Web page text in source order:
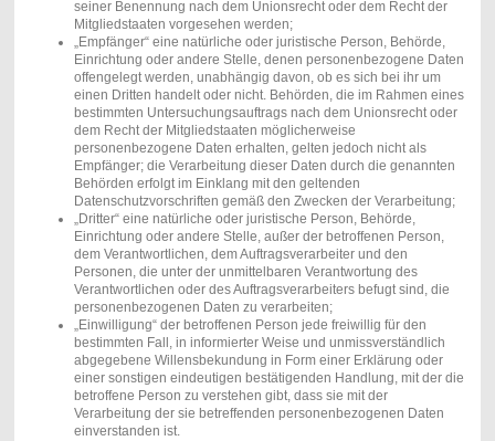
seiner Benennung nach dem Unionsrecht oder dem Recht der
Mitgliedstaaten vorgesehen werden;
„Empfänger“ eine natürliche oder juristische Person, Behörde,
Einrichtung oder andere Stelle, denen personenbezogene Daten
offengelegt werden, unabhängig davon, ob es sich bei ihr um
einen Dritten handelt oder nicht. Behörden, die im Rahmen eines
bestimmten Untersuchungsauftrags nach dem Unionsrecht oder
dem Recht der Mitgliedstaaten möglicherweise
personenbezogene Daten erhalten, gelten jedoch nicht als
Empfänger; die Verarbeitung dieser Daten durch die genannten
Behörden erfolgt im Einklang mit den geltenden
Datenschutzvorschriften gemäß den Zwecken der Verarbeitung;
„Dritter“ eine natürliche oder juristische Person, Behörde,
Einrichtung oder andere Stelle, außer der betroffenen Person,
dem Verantwortlichen, dem Auftragsverarbeiter und den
Personen, die unter der unmittelbaren Verantwortung des
Verantwortlichen oder des Auftragsverarbeiters befugt sind, die
personenbezogenen Daten zu verarbeiten;
„Einwilligung“ der betroffenen Person jede freiwillig für den
bestimmten Fall, in informierter Weise und unmissverständlich
abgegebene Willensbekundung in Form einer Erklärung oder
einer sonstigen eindeutigen bestätigenden Handlung, mit der die
betroffene Person zu verstehen gibt, dass sie mit der
Verarbeitung der sie betreffenden personenbezogenen Daten
einverstanden ist.